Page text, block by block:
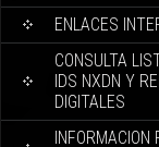
ENLACES
CONSULTA
IDS NXDN Y
DIGITALES
INFORMACION